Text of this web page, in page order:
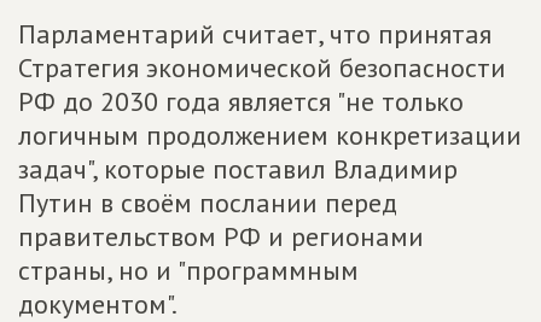
Парламентарий считает, что принятая
Стратегия экономической безопасности
РФ до 2030 года является "не только
логичным продолжением конкретизации
задач", которые поставил Владимир
Путин в своём послании перед
правительством РФ и регионами
страны, но и "программным
документом".